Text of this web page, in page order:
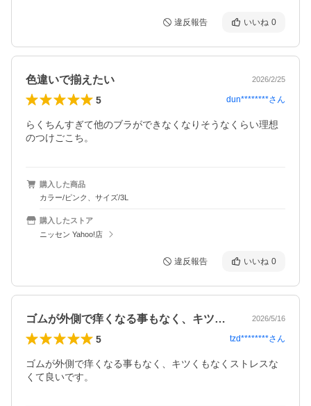
違反報告 いいね 0
色違いで揃えたい 2026/2/25
5 dun********さん
らくちんすぎて他のブラができなくなりそうなくらい理想
のつけごこち。
購入した商品
カラー/ピンク、サイズ/3L
購入したストア
ニッセン Yahoo!店
違反報告 いいね 0
ゴムが外側で痒くなる事もなく、キツくも… 2026/5/16
5 tzd********さん
ゴムが外側で痒くなる事もなく、キツくもなくストレスな
くて良いです。